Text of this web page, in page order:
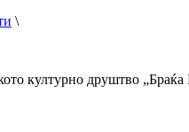
\
културно друштво